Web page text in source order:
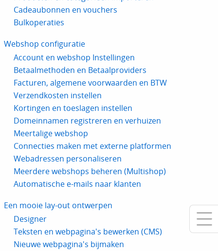
Cadeaubonnen en vouchers
Bulkoperaties
Webshop configuratie
Account en webshop Instellingen
Betaalmethoden en Betaalproviders
Facturen, algemene voorwaarden en BTW
Verzendkosten instellen
Kortingen en toeslagen instellen
Domeinnamen registreren en verhuizen
Meertalige webshop
Connecties maken met externe platformen
Webadressen personaliseren
Meerdere webshops beheren (Multishop)
Automatische e-mails naar klanten
Een mooie lay-out ontwerpen
Designer
Teksten en webpagina's bewerken (CMS)
Nieuwe webpagina's bijmaken